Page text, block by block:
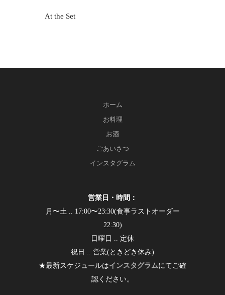
At the Set
ホーム
お料理
お酒
ごあいさつ
インスタグラム
営業日・時間：
月〜土 .. 17:00〜23:30(食事ラストオーダー
22:30)
日曜日 .. 定休
祝日 .. 営業(ときどき休み)
★最新スケジュールはインスタグラムにてご確
認ください。